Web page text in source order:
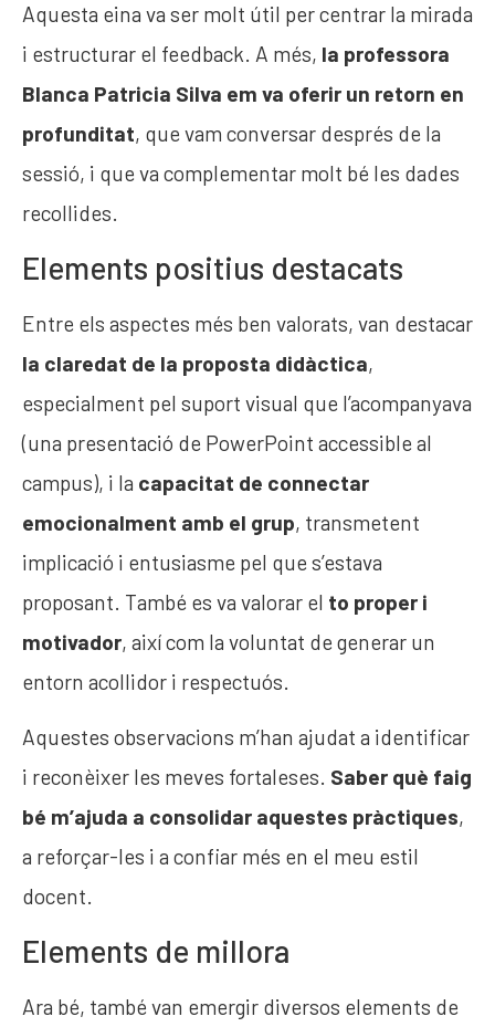
Aquesta eina va ser molt útil per centrar la mirada
i estructurar el feedback. A més, la professora
Blanca Patricia Silva em va oferir un retorn en
profunditat, que vam conversar després de la
sessió, i que va complementar molt bé les dades
recollides.
Elements positius destacats
Entre els aspectes més ben valorats, van destacar
la claredat de la proposta didàctica,
especialment pel suport visual que l’acompanyava
(una presentació de PowerPoint accessible al
campus), i la capacitat de connectar
emocionalment amb el grup, transmetent
implicació i entusiasme pel que s’estava
proposant. També es va valorar el to proper i
motivador, així com la voluntat de generar un
entorn acollidor i respectuós.
Aquestes observacions m’han ajudat a identificar
i reconèixer les meves fortaleses. Saber què faig
bé m’ajuda a consolidar aquestes pràctiques,
a reforçar-les i a confiar més en el meu estil
docent.
Elements de millora
Ara bé, també van emergir diversos elements de